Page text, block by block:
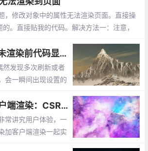
，修改对象中的属性无法渲染页面。直接操
。直接贴我的代码。解决方法一：注意，
解决使用vue.js未渲染前代码显示问题
发现多次刷新或者
会一瞬间出现设置的
个问题：v-cloak
服务端渲染和客户端渲染：CSR和SSR
常讲究用户体验，一
加客户端渲染一起实